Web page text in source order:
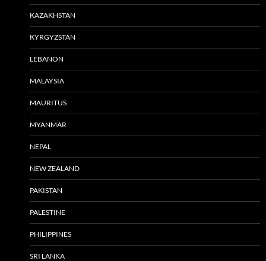
KAZAKHSTAN
KYRGYZSTAN
LEBANON
MALAYSIA
MAURITUS
MYANMAR
NEPAL
NEW ZEALAND
PAKISTAN
PALESTINE
PHILIPPINES
SRI LANKA